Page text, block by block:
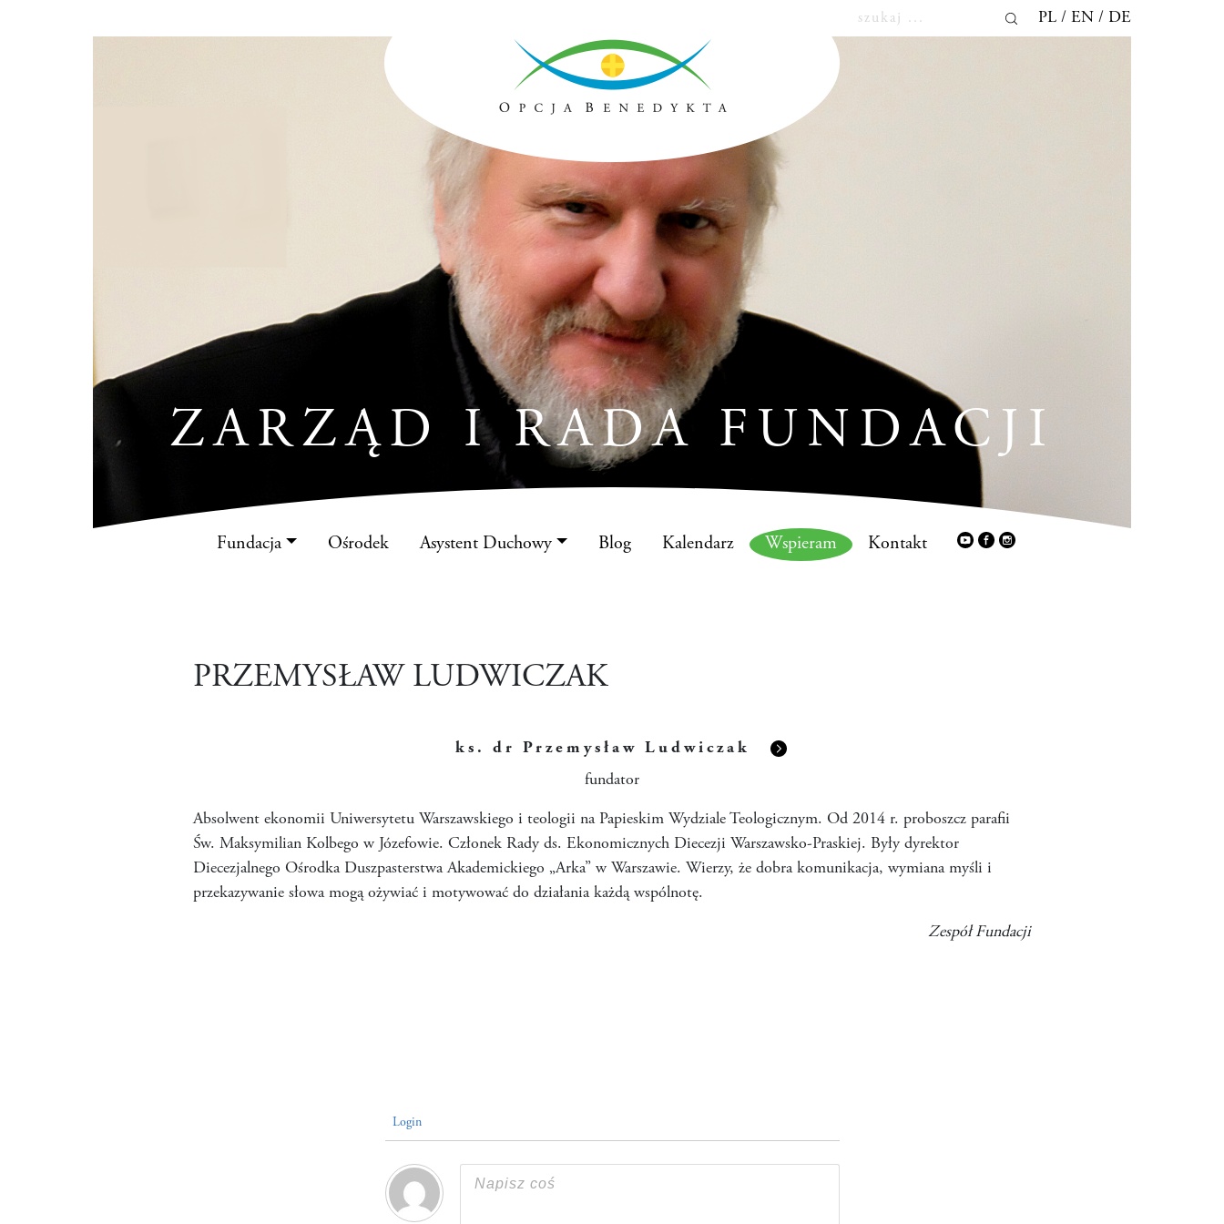
PL EN DE
ZARZĄD I RADA FUNDACJI
Fundacja Ośrodek Asystent Duchowy Blog Kalendarz Wspieram Kontakt
PRZEMYSŁAW LUDWICZAK
ks. dr Przemysław Ludwiczak
fundator
Absolwent ekonomii Uniwersytetu Warszawskiego i teologii na Papieskim Wydziale Teologicznym. Od 2014 r. proboszcz parafii
Św. Maksymilian Kolbego w Józefowie. Członek Rady ds. Ekonomicznych Diecezji Warszawsko-Praskiej. Były dyrektor
Diecezjalnego Ośrodka Duszpasterstwa Akademickiego „Arka” w Warszawie. Wierzy, że dobra komunikacja, wymiana myśli i
przekazywanie słowa mogą ożywiać i motywować do działania każdą wspólnotę.
Zespół Fundacji
Login